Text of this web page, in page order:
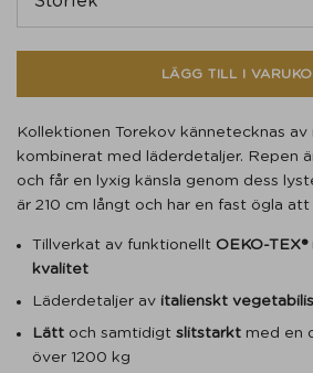
Kollektionen Torekov kännetecknas
kombinerat med läderdetaljer. Repen
och får en lyxig känsla genom dess
är 210 cm långt och har en fast ögla att
Tillverkat av funktionellt OEKO-
kvalitet
Läderdetaljer av italienskt
Lätt och samtidigt slitstarkt med en
över 1200 kg
LÄGG TILL I